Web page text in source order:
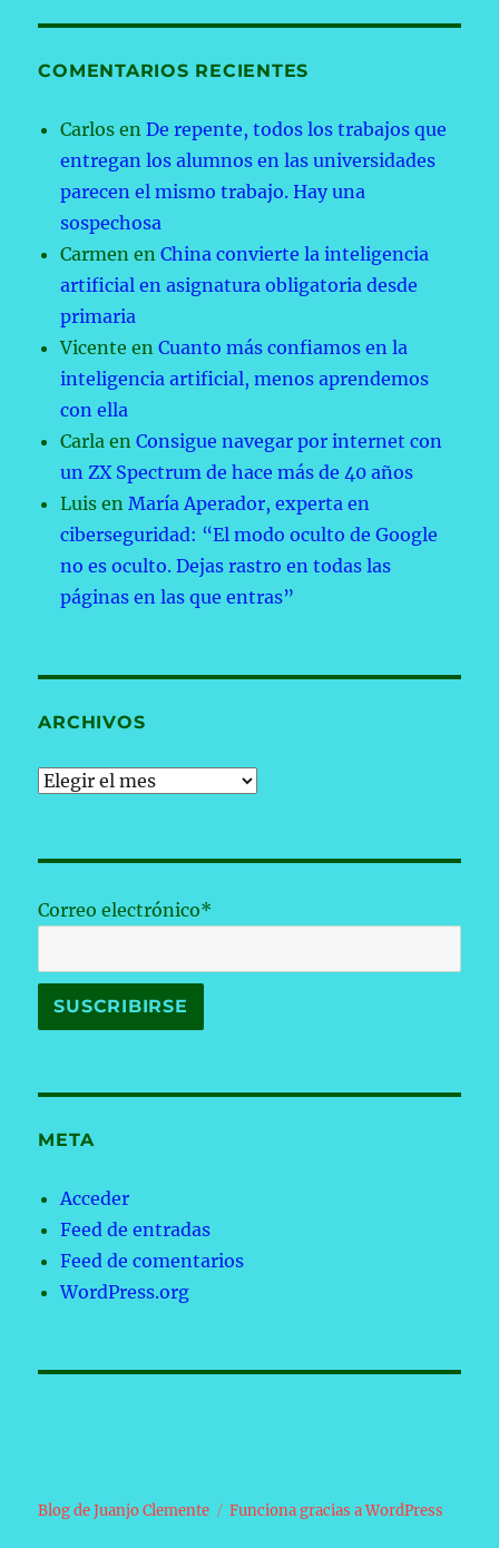
COMENTARIOS RECIENTES
Carlos enDe repente, todos los trabajos que
entregan los alumnos en las universidades
parecen el mismo trabajo. Hay una
sospechosa
Carmen enChina convierte la inteligencia
artificial en asignatura obligatoria desde
primaria
Vicente enCuanto más confiamos en la
inteligencia artificial, menos aprendemos
con ella
Carla enConsigue navegar por internet con
un ZX Spectrum de hace más de 40 años
Luis enMaría Aperador, experta en
ciberseguridad: “El modo oculto de Google
no es oculto. Dejas rastro en todas las
páginas en las que entras”
ARCHIVOS
Archivos
Correo electrónico*
META
Acceder
Feed de entradas
Feed de comentarios
WordPress.org
Blog de Juanjo Clemente Funciona gracias a WordPress